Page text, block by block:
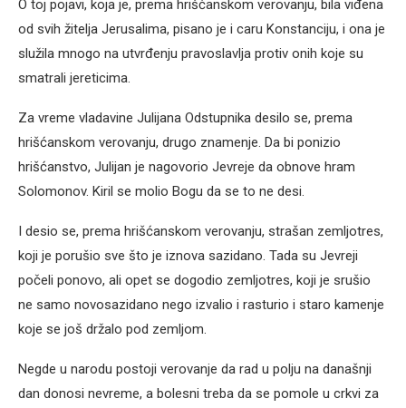
O toj pojavi, koja je, prema hrišćanskom verovanju, bila viđena
od svih žitelja Jerusalima, pisano je i caru Konstanciju, i ona je
služila mnogo na utvrđenju pravoslavlja protiv onih koje su
smatrali jereticima.
Za vreme vladavine Julijana Odstupnika desilo se, prema
hrišćanskom verovanju, drugo znamenje. Da bi ponizio
hrišćanstvo, Julijan je nagovorio Jevreje da obnove hram
Solomonov. Kiril se molio Bogu da se to ne desi.
I desio se, prema hrišćanskom verovanju, strašan zemljotres,
koji je porušio sve što je iznova sazidano. Tada su Jevreji
počeli ponovo, ali opet se dogodio zemljotres, koji je srušio
ne samo novosazidano nego izvalio i rasturio i staro kamenje
koje se još držalo pod zemljom.
Negde u narodu postoji verovanje da rad u polju na današnji
dan donosi nevreme, a bolesni treba da se pomole u crkvi za